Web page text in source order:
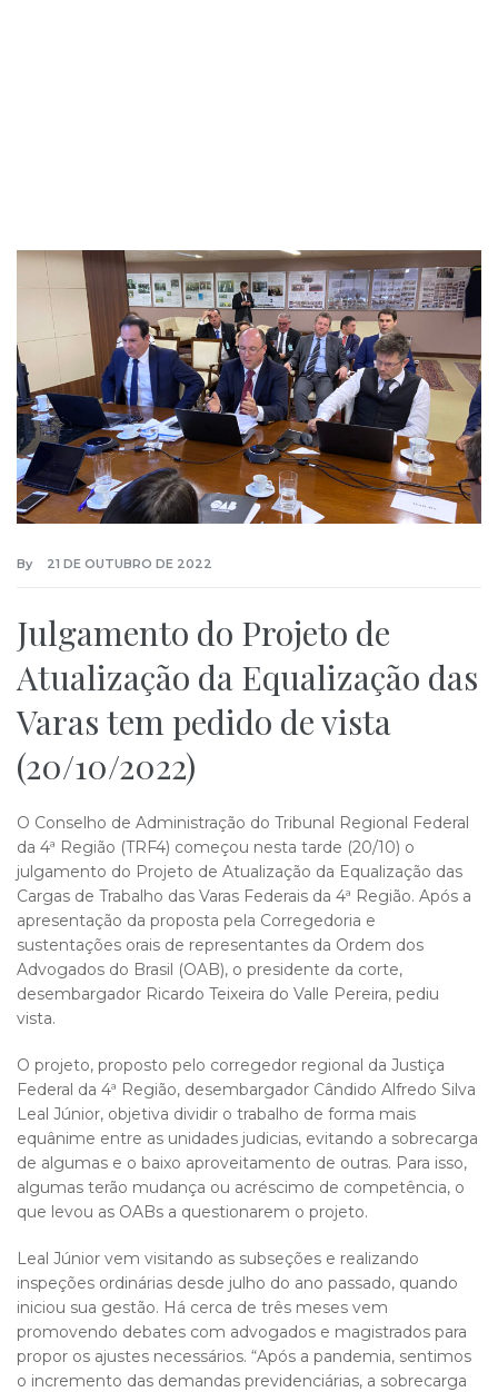
By 21 DE OUTUBRO DE 2022
Julgamento do Projeto de
Atualização da Equalização das
Varas tem pedido de vista
(20/10/2022)
O Conselho de Administração do Tribunal Regional Federal
da 4ª Região (TRF4) começou nesta tarde (20/10) o
julgamento do Projeto de Atualização da Equalização das
Cargas de Trabalho das Varas Federais da 4ª Região. Após a
apresentação da proposta pela Corregedoria e
sustentações orais de representantes da Ordem dos
Advogados do Brasil (OAB), o presidente da corte,
desembargador Ricardo Teixeira do Valle Pereira, pediu
vista.
O projeto, proposto pelo corregedor regional da Justiça
Federal da 4ª Região, desembargador Cândido Alfredo Silva
Leal Júnior, objetiva dividir o trabalho de forma mais
equânime entre as unidades judicias, evitando a sobrecarga
de algumas e o baixo aproveitamento de outras. Para isso,
algumas terão mudança ou acréscimo de competência, o
que levou as OABs a questionarem o projeto.
Leal Júnior vem visitando as subseções e realizando
inspeções ordinárias desde julho do ano passado, quando
iniciou sua gestão. Há cerca de três meses vem
promovendo debates com advogados e magistrados para
propor os ajustes necessários. “Após a pandemia, sentimos
o incremento das demandas previdenciárias, a sobrecarga